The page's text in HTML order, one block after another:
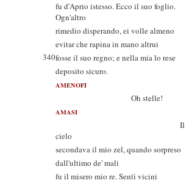
fu d'Aprio istesso. Ecco il suo foglio.
Ogn'altro
rimedio disperando, ei volle almeno
evitar che rapina in mano altrui
340fosse il suo regno; e nella mia lo rese
deposito sicuro.
AMENOFI
Oh stelle!
AMASI
Il
cielo
secondava il mio zel, quando sorpreso
dall'ultimo de' mali
fu il misero mio re. Sentì vicini